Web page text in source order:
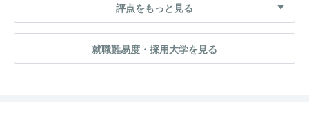
評点をもっと見る
就職難易度・採用大学を見る